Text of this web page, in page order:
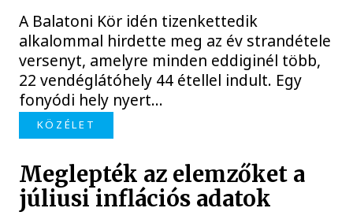
A Balatoni Kör idén tizenkettedik
alkalommal hirdette meg az év strandétele
versenyt, amelyre minden eddiginél több,
22 vendéglátóhely 44 étellel indult. Egy
fonyódi hely nyert...
KÖZÉLET
Meglepték az elemzőket a
júliusi inflációs adatok